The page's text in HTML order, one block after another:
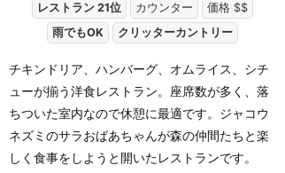
レストラン 21位
カウンター
価格 $$
雨でもOK
クリッターカントリー
チキンドリア、ハンバーグ、オムライス、シチ
ューが揃う洋食レストラン。座席数が多く、落
ちついた室内なので休憩に最適です。ジャコウ
ネズミのサラおばあちゃんが森の仲間たちと楽
しく食事をしようと開いたレストランです。